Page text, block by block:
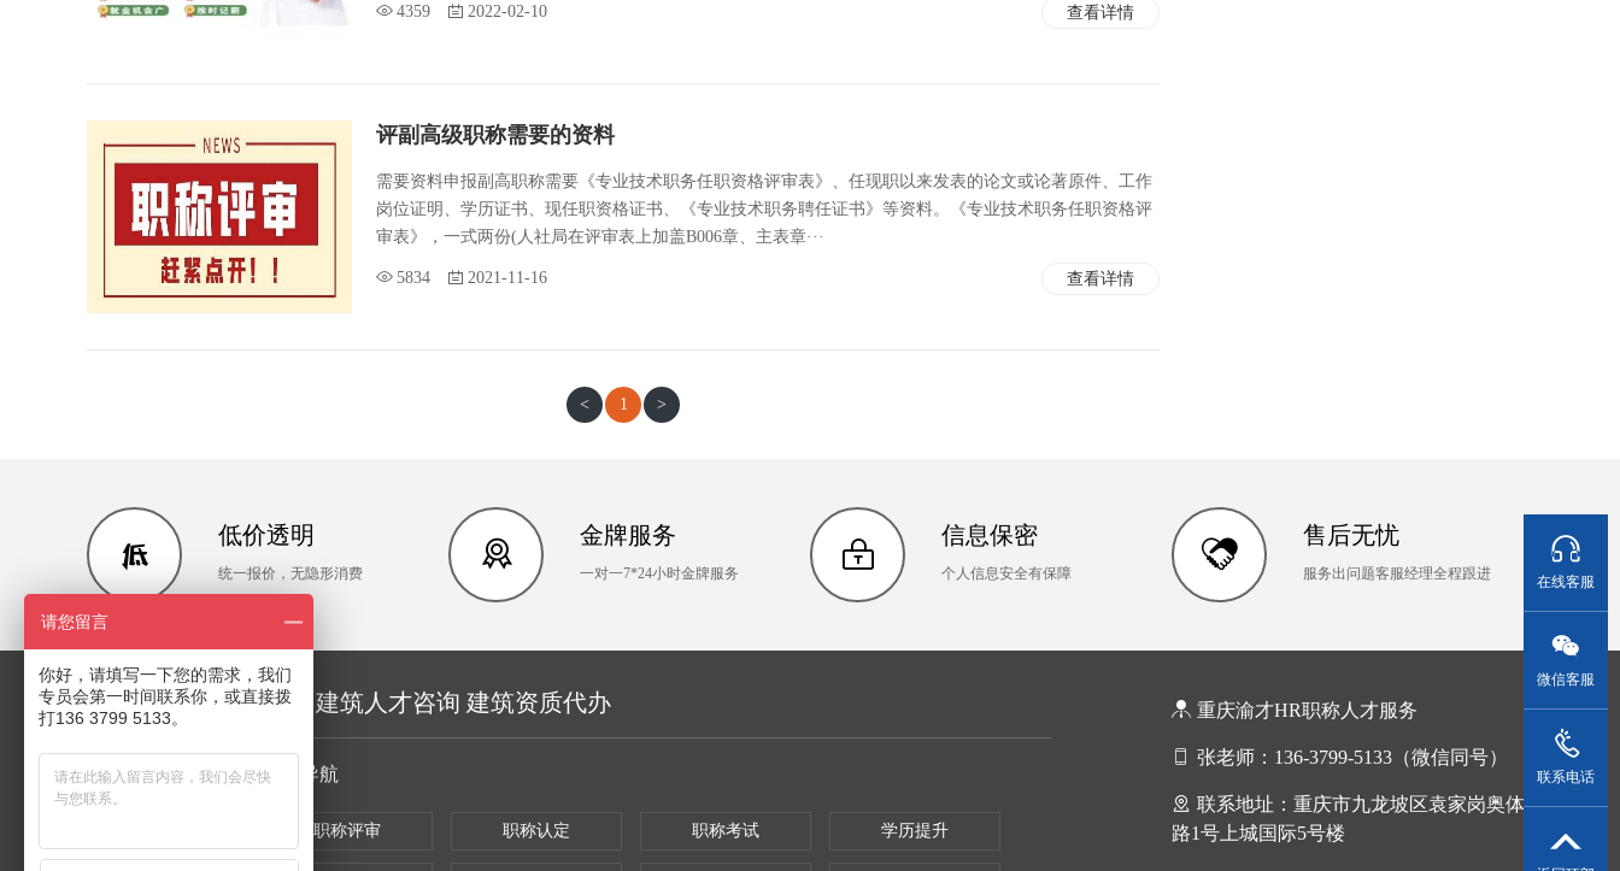
4359 2022-02-10 查看详情
评副高级职称需要的资料
需要资料申报副高职称需要《专业技术职务任职资格评审表》、任现职以来发表的论文或论著原件、工作
岗位证明、学历证书、现任职资格证书、《专业技术职务聘任证书》等资料。《专业技术职务任职资格评
审表》，一式两份(人社局在评审表上加盖B006章、主表章···
5834 2021-11-16 查看详情
< 1 >
低价透明
统一报价，无隐形消费
金牌服务
一对一7*24小时金牌服务
信息保密
个人信息安全有保障
售后无忧
服务出问题客服经理全程跟进
人才服务 评职称咨询 建筑人才咨询 建筑资质代办
快捷导航
职称评审 职称认定 职称考试 学历提升
重庆渝才HR职称人才服务
张老师：136-3799-5133（微信同号）
联系地址：重庆市九龙坡区袁家岗奥体
路1号上城国际5号楼
在线客服
微信客服
联系电话
请您留言
你好，请填写一下您的需求，我们
专员会第一时间联系你，或直接拨
打136 3799 5133。